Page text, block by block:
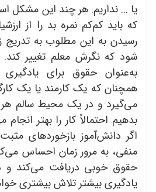
یا ... نداریم. هر چند این مشکل
که باید کم‌کم نمره بد را از
رسیدن به این مطلوب به تدریج
شود که نگرش معلم تغییر کند.
به‌عنوان حقوق برای
همچنان که یک کارمند یا یک
می‌گیرد و در یک محیط سالم
بدهیم احتمالاً کار را بهتر
اگر دانش‌آموز بازخوردهای
منفی، به مرور زمان احساس
حقوق خوبی دریافت می‌کند و
یادگیری بیشتر تلاش بیشتری